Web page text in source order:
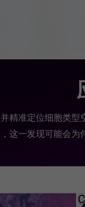
精准定位细胞类
这一发现可能会为